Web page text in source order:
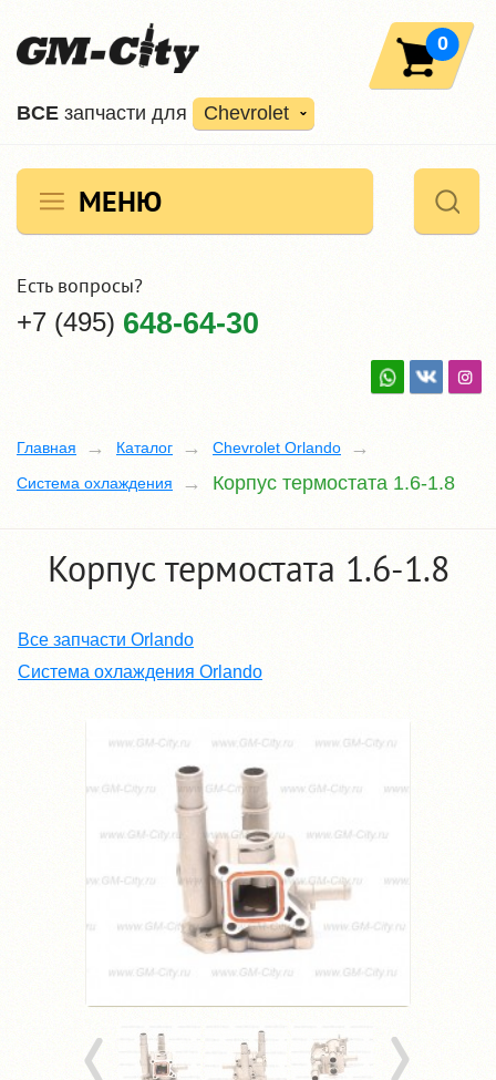
ВCE запчасти для Chevrolet
0
МЕНЮ
Есть вопросы?
+7 (495) 648-64-30
Главная Каталог
Chevrolet Orlando
Система охлаждения
Корпус термостата 1.6-1.8
Корпус термостата 1.6-1.8
Все запчасти Orlando
Система охлаждения Orlando